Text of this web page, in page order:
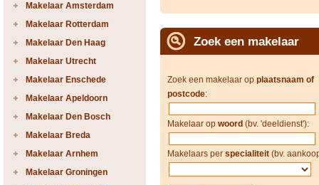
Makelaar Amsterdam
Makelaar Rotterdam
Makelaar Den Haag
Makelaar Utrecht
Makelaar Enschede
Makelaar Apeldoorn
Makelaar Den Bosch
Makelaar Breda
Makelaar Arnhem
Makelaar Groningen
Zoek een makelaar
Zoek een makelaar op plaatsnaam of
postcode:
Makelaar op woord (bv. 'deeldienst'):
Makelaars per specialiteit (bv.